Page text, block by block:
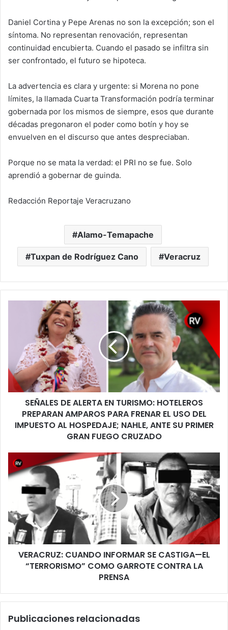
Daniel Cortina y Pepe Arenas no son la excepción; son el
síntoma. No representan renovación, representan
continuidad encubierta. Cuando el pasado se infiltra sin
ser confrontado, el futuro se hipoteca.
La advertencia es clara y urgente: si Morena no pone
límites, la llamada Cuarta Transformación podría terminar
gobernada por los mismos de siempre, esos que durante
décadas pregonaron el poder como botín y hoy se
envuelven en el discurso que antes despreciaban.
Porque no se mata la verdad: el PRI no se fue. Solo
aprendió a gobernar de guinda.
Redacción Reportaje Veracruzano
Alamo-Temapache
Tuxpan de Rodríguez Cano Veracruz
TURISMO:
HOTELEROS
PREPARAN
AMPAROS
PARA
FRENAR
USO
AL
HOSPEDAJE;
NAHLE,
ANTE
PRIMER
GRAN
FUEGO
CRUZADO
SEÑALES DE ALERTA EN TURISMO: HOTELEROS
PREPARAN AMPAROS PARA FRENAR EL USO DEL
IMPUESTO AL HOSPEDAJE; NAHLE, ANTE SU PRIMER
GRAN FUEGO CRUZADO
VERACRUZ:
CUANDO
INFORMAR
CASTIGA
—
EL
“TERRORISMO”
COMO
GARROTE
CONTRA
VERACRUZ: CUANDO INFORMAR SE CASTIGA—EL
“TERRORISMO” COMO GARROTE CONTRA LA
PRENSA
Publicaciones relacionadas